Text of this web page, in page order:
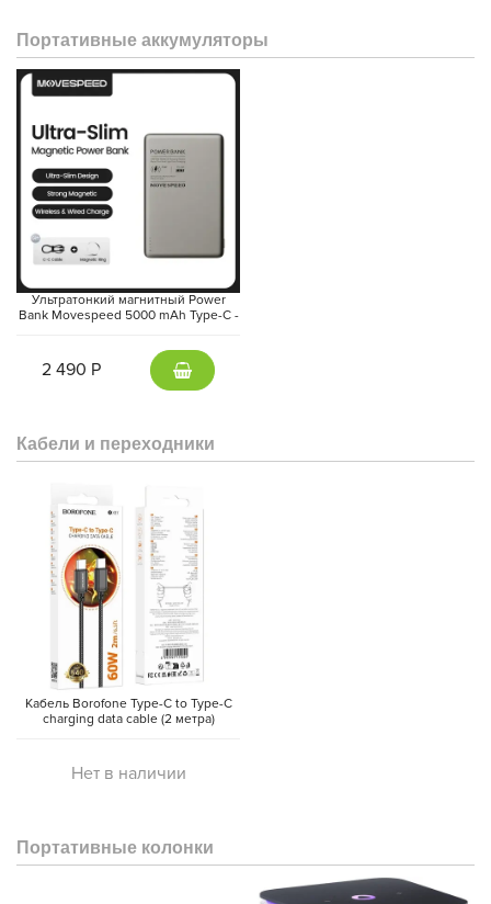
Портативные аккумуляторы
Ультратонкий магнитный Power
Bank Movespeed 5000 mAh Type-C -
2 490 Р
Кабели и переходники
Кабель Borofone Type-C to Type-C
charging data cable (2 метра)
Нет в наличии
Портативные колонки